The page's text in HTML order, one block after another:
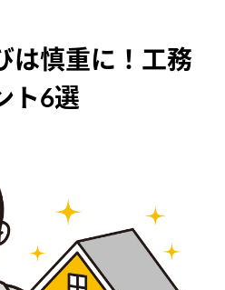
は慎重に！工務
ト6選